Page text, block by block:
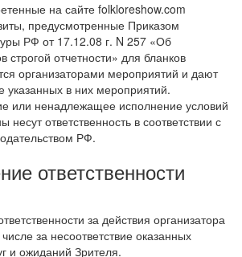
на сайте folkloreshow.com
предусмотренные Приказом
РФ от 17.12.08 г. N 257 «Об
строгой отчетности» для бланков
организаторами мероприятий и дают
указанных в них мероприятий.
или ненадлежащее исполнение условий
ответственность в соответствии с
РФ.
ответственности
за действия организатора
за несоответствие оказанных
и ожиданий Зрителя.